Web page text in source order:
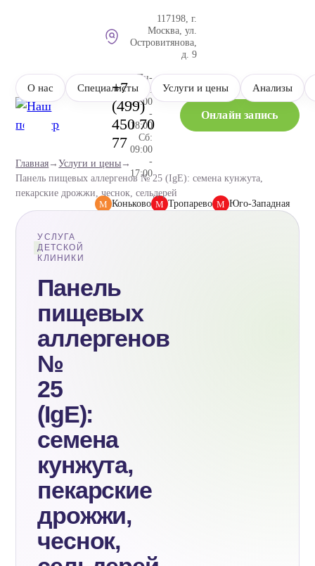
117198, г.
Москва, ул.
Островитянова,
д. 9
Пн-
Пт:
09:00
-
18:00
Сб:
09:00
-
17:00
М Коньково М Тропарево М Юго-Западная
+7
(499)
450 70
77
Онлайн запись
О нас Специалисты Услуги и цены Анализы
Главная →Услуги и цены →
Панель пищевых аллергенов № 25 (IgE): семена кунжута,
пекарские дрожжи, чеснок, сельдерей
УСЛУГА
ДЕТСКОЙ
КЛИНИКИ
Панель
пищевых
аллергенов
№
25
(IgE):
семена
кунжута,
пекарские
дрожжи,
чеснок,